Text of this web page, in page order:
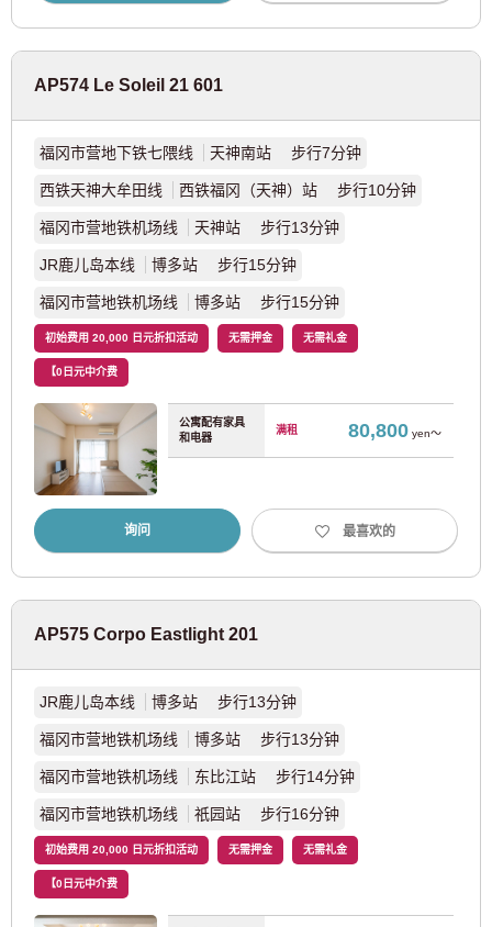
AP574 Le Soleil 21 601
福冈市营地下铁七隈线 天神南站 步行7分钟
西铁天神大牟田线 西铁福冈（天神）站 步行10分钟
福冈市营地铁机场线 天神站 步行13分钟
JR鹿儿岛本线 博多站 步行15分钟
福冈市营地铁机场线 博多站 步行15分钟
初始费用 20,000 日元折扣活动 无需押金 无需礼金
【0日元中介费
公寓配有家具
和电器
满租 80,800yen～
询问 最喜欢的
AP575 Corpo Eastlight 201
JR鹿儿岛本线 博多站 步行13分钟
福冈市营地铁机场线 博多站 步行13分钟
福冈市营地铁机场线 东比江站 步行14分钟
福冈市营地铁机场线 祇园站 步行16分钟
初始费用 20,000 日元折扣活动 无需押金 无需礼金
【0日元中介费
临海线 (12)
横滨市交通局
蓝线 (18)
JR东西线 (20)
奈良线 (3)
新京成线 (4)
相模铁道
相铁本线 (6)
多摩都市单轨电车
多摩单轨电车 (5)
东洋快速线 (1)
埼玉高速铁道